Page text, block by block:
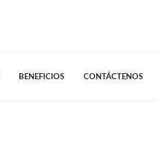
BENEFICIOS CONTÁCTENOS